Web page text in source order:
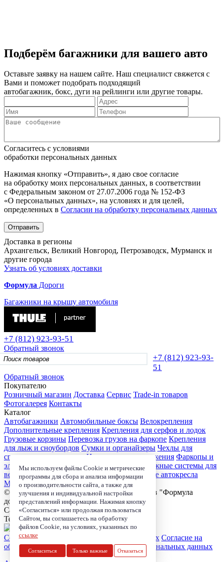
Подберём багажники для вашего авто
Оставьте заявку на нашем сайте. Наш специалист свяжется с
Вами и поможет подобрать подходящий
автобагажник, бокс, дуги на рейлинги или другие товары.
Согласитесь с условиями
обработки персональных данных
Нажимая кнопку «Отправить», я даю свое согласие
на обработку моих персональных данных, в соответствии
с Федеральным законом от 27.07.2006 года № 152-ФЗ
«О персональных данных», на условиях и для целей,
определенных в Согласии на обработку персональных данных
Отправить
Доставка в регионы
Архангельск, Великий Новгород, Петрозаводск, Мурманск и
другие города
Узнать об условиях доставки
Формула Дороги
Багажники на крышу автомобиля
+7 (812) 923-93-51
Обратный звонок
+7 (812) 923-93-
51
Обратный звонок
Покупателю
Розничный магазин Доставка Сервис Trade-in товаров
Фотогалерея Контакты
Каталог
Автобагажники Автомобильные боксы Велокрепления
Дополнительные крепления Крепления для серфов и лодок
Грузовые корзины Перевозка грузов на фаркопе Крепления
для лыж и сноубордов Сумки и органайзеры Чехлы для
спортивного инвентаря
Цепи противоскольжения Фаркопы и
электрика Детские коляски Велокресла Багажные системы для
велосипедов Чехлы для электроники Детские автокресла
Маркизы и навесы
© 2006-2026, Магазин-салон автобагажников "Формула
дороги"
Санкт-Петербург, ул. Школьная д. 73 к.2.
Телефон:+7 (812) 923-93-51
Согласие на обработку персональных данных Согласие на
обработку coockie Политика в области персональных данных
Мы используем файлы Cookie и метрические
программы для сбора и анализа информации
о производительности сайта, а также для
улучшения и индивидуальной настройки
представлений информации. Нажимая кнопку
«Согласиться» или продолжая пользоваться
Сайтом, вы соглашаетесь на обработку
файлов Cookie, на условиях, указанных по
ссылке
Согласиться Только важные Отказаться